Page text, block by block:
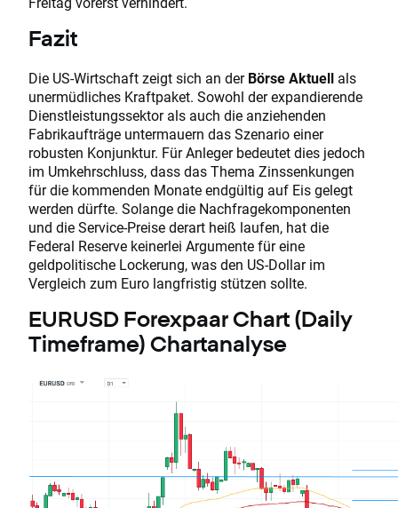
Fazit
Die US-Wirtschaft zeigt sich an derBörse Aktuell als
unermüdliches Kraftpaket. Sowohl der expandierende
Dienstleistungssektor als auch die anziehenden
Fabrikaufträge untermauern das Szenario einer
robusten Konjunktur. Für Anleger bedeutet dies jedoch
im Umkehrschluss, dass das Thema Zinssenkungen
für die kommenden Monate endgültig auf Eis gelegt
werden dürfte. Solange die Nachfragekomponenten
und die Service-Preise derart heiß laufen, hat die
Federal Reserve keinerlei Argumente für eine
geldpolitische Lockerung, was den US-Dollar im
Vergleich zum Euro langfristig stützen sollte.
EURUSD Forexpaar Chart (Daily
Timeframe) Chartanalyse